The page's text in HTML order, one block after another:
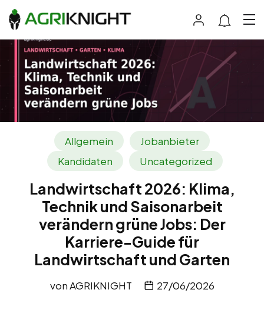
Allgemein
Jobanbieter
Kandidaten
Uncategorized
Landwirtschaft 2026: Klima,
Technik und Saisonarbeit
verändern grüne Jobs: Der
Karriere-Guide für
Landwirtschaft und Garten
vonAGRIKNIGHT 27/06/2026